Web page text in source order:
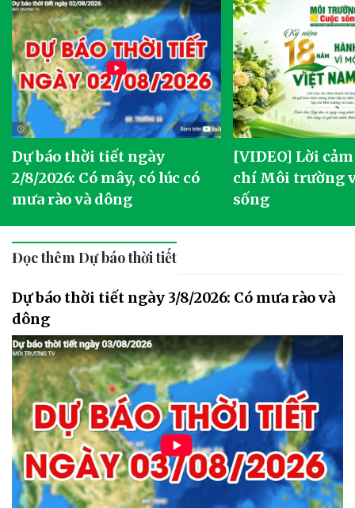
Dự báo thời tiết ngày
2/8/2026: Có mây, có lúc có
mưa rào và dông
[VIDEO] Lời
chí Môi trường
sống
Đọc thêm Dự báo thời tiết
Dự báo thời tiết ngày 3/8/2026: Có mưa rào và
dông